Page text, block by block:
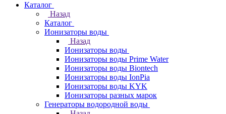
Каталог
Назад
Каталог
Ионизаторы воды
Назад
Ионизаторы воды
Ионизаторы воды Prime Water
Ионизаторы воды Biontech
Ионизаторы воды IonPia
Ионизаторы воды KYK
Ионизаторы разных марок
Генераторы водородной воды